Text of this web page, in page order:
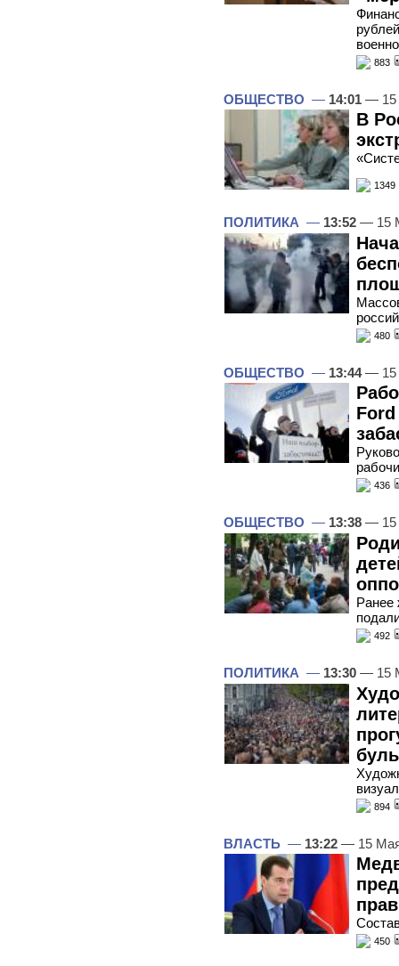
883
ОБЩЕСТВО — 14:01 — 15
В
1349
ПОЛИТИКА — 13:52 — 15
480
ОБЩЕСТВО — 13:44— 15
436
ОБЩЕСТВО — 13:38 — 15
Ранее
492
ПОЛИТИКА — 13:30 — 15
894
ВЛАСТЬ — 13:22 — 15
450